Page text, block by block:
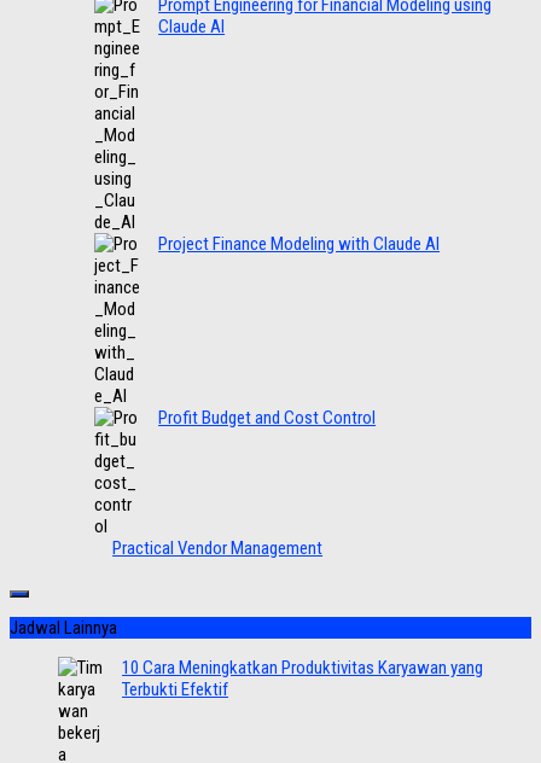
Prompt Engineering for Financial Modeling using
Claude AI
Project Finance Modeling with Claude AI
Profit Budget and Cost Control
Practical Vendor Management
Jadwal Lainnya
10 Cara Meningkatkan Produktivitas Karyawan yang
Terbukti Efektif